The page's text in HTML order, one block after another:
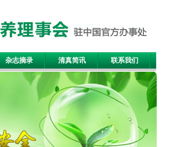
杂志摘录 清真简讯 联系我们